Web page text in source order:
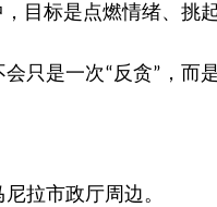
目标是点燃情绪、挑
只是一次“反贪” ，而
尼拉市政厅周边。